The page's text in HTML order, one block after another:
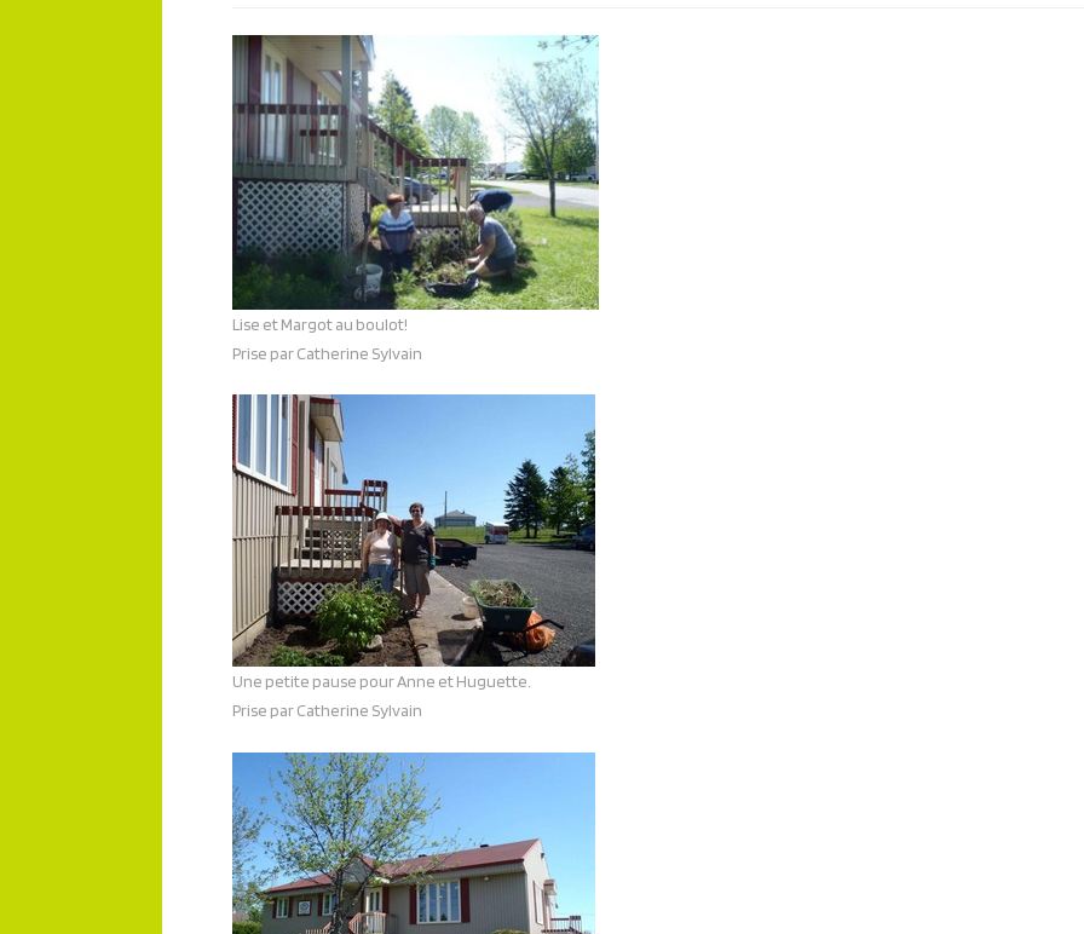
Lise et Margot au boulot!
Prise par Catherine Sylvain
Une petite pause pour Anne et Huguette.
Prise par Catherine Sylvain